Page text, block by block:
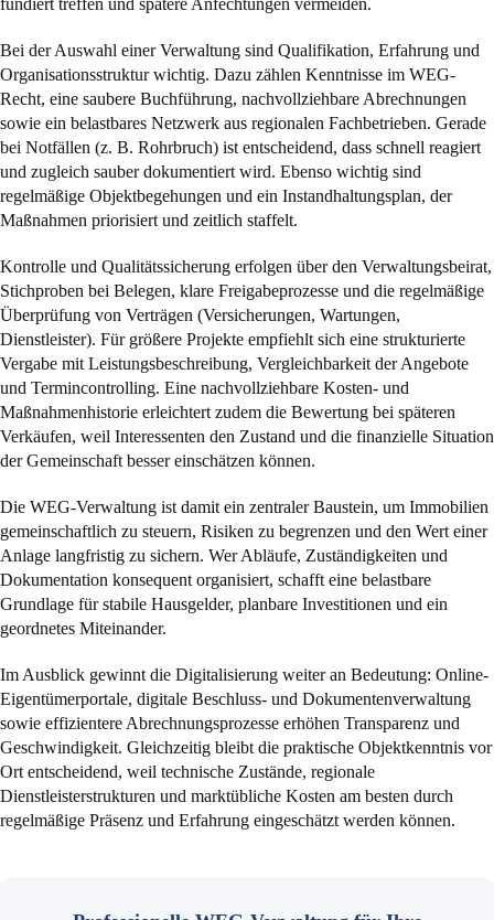
fundiert treffen und spätere Anfechtungen vermeiden.
Bei der Auswahl einer Verwaltung sind Qualifikation, Erfahrung und
Organisationsstruktur wichtig. Dazu zählen Kenntnisse im WEG-
Recht, eine saubere Buchführung, nachvollziehbare Abrechnungen
sowie ein belastbares Netzwerk aus regionalen Fachbetrieben. Gerade
bei Notfällen (z. B. Rohrbruch) ist entscheidend, dass schnell reagiert
und zugleich sauber dokumentiert wird. Ebenso wichtig sind
regelmäßige Objektbegehungen und ein Instandhaltungsplan, der
Maßnahmen priorisiert und zeitlich staffelt.
Kontrolle und Qualitätssicherung erfolgen über den Verwaltungsbeirat,
Stichproben bei Belegen, klare Freigabeprozesse und die regelmäßige
Überprüfung von Verträgen (Versicherungen, Wartungen,
Dienstleister). Für größere Projekte empfiehlt sich eine strukturierte
Vergabe mit Leistungsbeschreibung, Vergleichbarkeit der Angebote
und Termincontrolling. Eine nachvollziehbare Kosten- und
Maßnahmenhistorie erleichtert zudem die Bewertung bei späteren
Verkäufen, weil Interessenten den Zustand und die finanzielle Situation
der Gemeinschaft besser einschätzen können.
Die WEG-Verwaltung ist damit ein zentraler Baustein, um Immobilien
gemeinschaftlich zu steuern, Risiken zu begrenzen und den Wert einer
Anlage langfristig zu sichern. Wer Abläufe, Zuständigkeiten und
Dokumentation konsequent organisiert, schafft eine belastbare
Grundlage für stabile Hausgelder, planbare Investitionen und ein
geordnetes Miteinander.
Im Ausblick gewinnt die Digitalisierung weiter an Bedeutung: Online-
Eigentümerportale, digitale Beschluss- und Dokumentenverwaltung
sowie effizientere Abrechnungsprozesse erhöhen Transparenz und
Geschwindigkeit. Gleichzeitig bleibt die praktische Objektkenntnis vor
Ort entscheidend, weil technische Zustände, regionale
Dienstleisterstrukturen und marktübliche Kosten am besten durch
regelmäßige Präsenz und Erfahrung eingeschätzt werden können.